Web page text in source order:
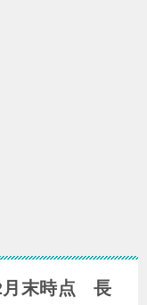
月末時点 長